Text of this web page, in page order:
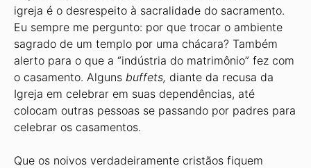
igreja é o desrespeito à sacralidade do sacramento.
Eu sempre me pergunto: por que trocar o ambiente
sagrado de um templo por uma chácara? Também
alerto para o que a “indústria do matrimônio” fez com
o casamento. Alguns buffets, diante da recusa da
Igreja em celebrar em suas dependências, até
colocam outras pessoas se passando por padres para
celebrar os casamentos.
Que os noivos verdadeiramente cristãos fiquem